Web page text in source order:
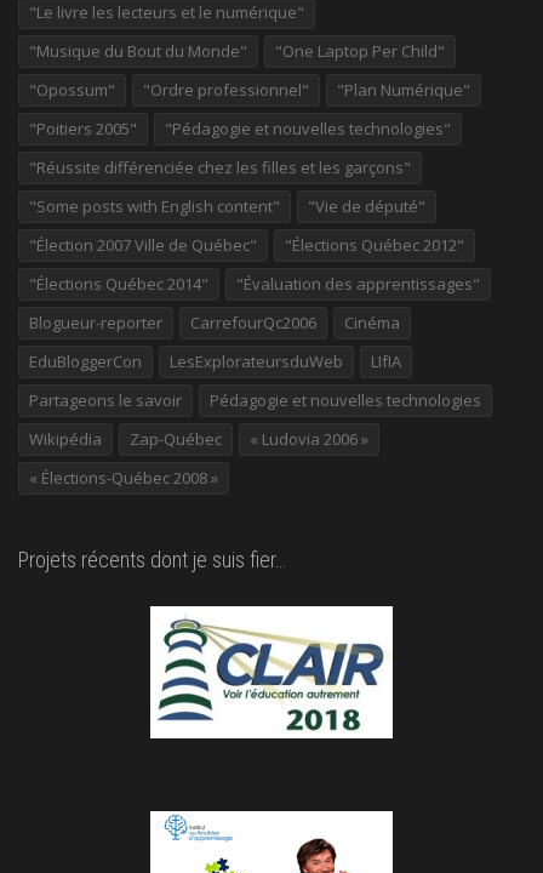
"Le livre les lecteurs et le numérique"
"Musique du Bout du Monde"
"One Laptop Per Child"
"Opossum"
"Ordre professionnel"
"Plan Numérique"
"Poitiers 2005"
"Pédagogie et nouvelles technologies"
"Réussite différenciée chez les filles et les garçons"
"Some posts with English content"
"Vie de député"
"Élection 2007 Ville de Québec"
"Élections Québec 2012"
"Élections Québec 2014"
"Évaluation des apprentissages"
Blogueur-reporter
CarrefourQc2006
Cinéma
EduBloggerCon
LesExplorateursduWeb
LIfIA
Partageons le savoir
Pédagogie et nouvelles technologies
Wikipédia
Zap-Québec
« Ludovia 2006 »
« Élections-Québec 2008 »
Projets récents dont je suis fier…